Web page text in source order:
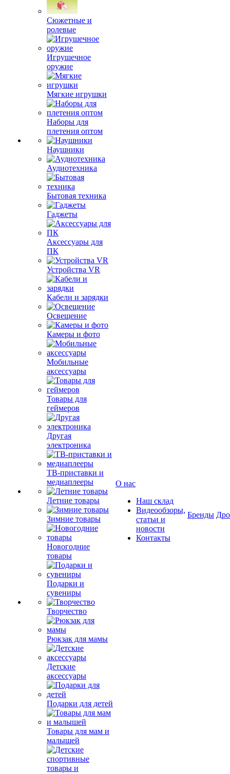
Сюжетные и
ролевые
Игрушечное
оружие
Мягкие игрушки
Наборы для
плетения оптом
Наушники
Аудиотехника
Бытовая техника
Гаджеты
Аксессуары для
ПК
Устройства VR
Кабели и зарядки
Освещение
Камеры и фото
Мобильные
аксессуары
Товары для
геймеров
Другая
электроника
ТВ-приставки и
медиаплееры
Летние товары
Зимние товары
Новогодние
товары
Подарки и
сувениры
Творчество
Рюкзак для мамы
Детские
аксессуары
Подарки для детей
Товары для мам и
малышей
О нас
Наш склад
Видеообзоры,
статьи и
новости
Контакты
Бренды